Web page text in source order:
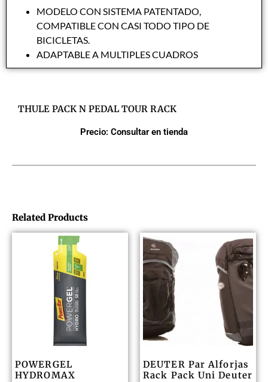
MODELO CON SISTEMA PATENTADO,
COMPATIBLE CON CASI TODO TIPO DE
BICICLETAS.
ADAPTABLE A MULTIPLES CUADROS
THULE PACK N PEDAL TOUR RACK
Precio: Consultar en tienda
Related Products
POWERGEL
HYDROMAX
DEUTER Par Alforjas
Rack Pack Uni Deuter